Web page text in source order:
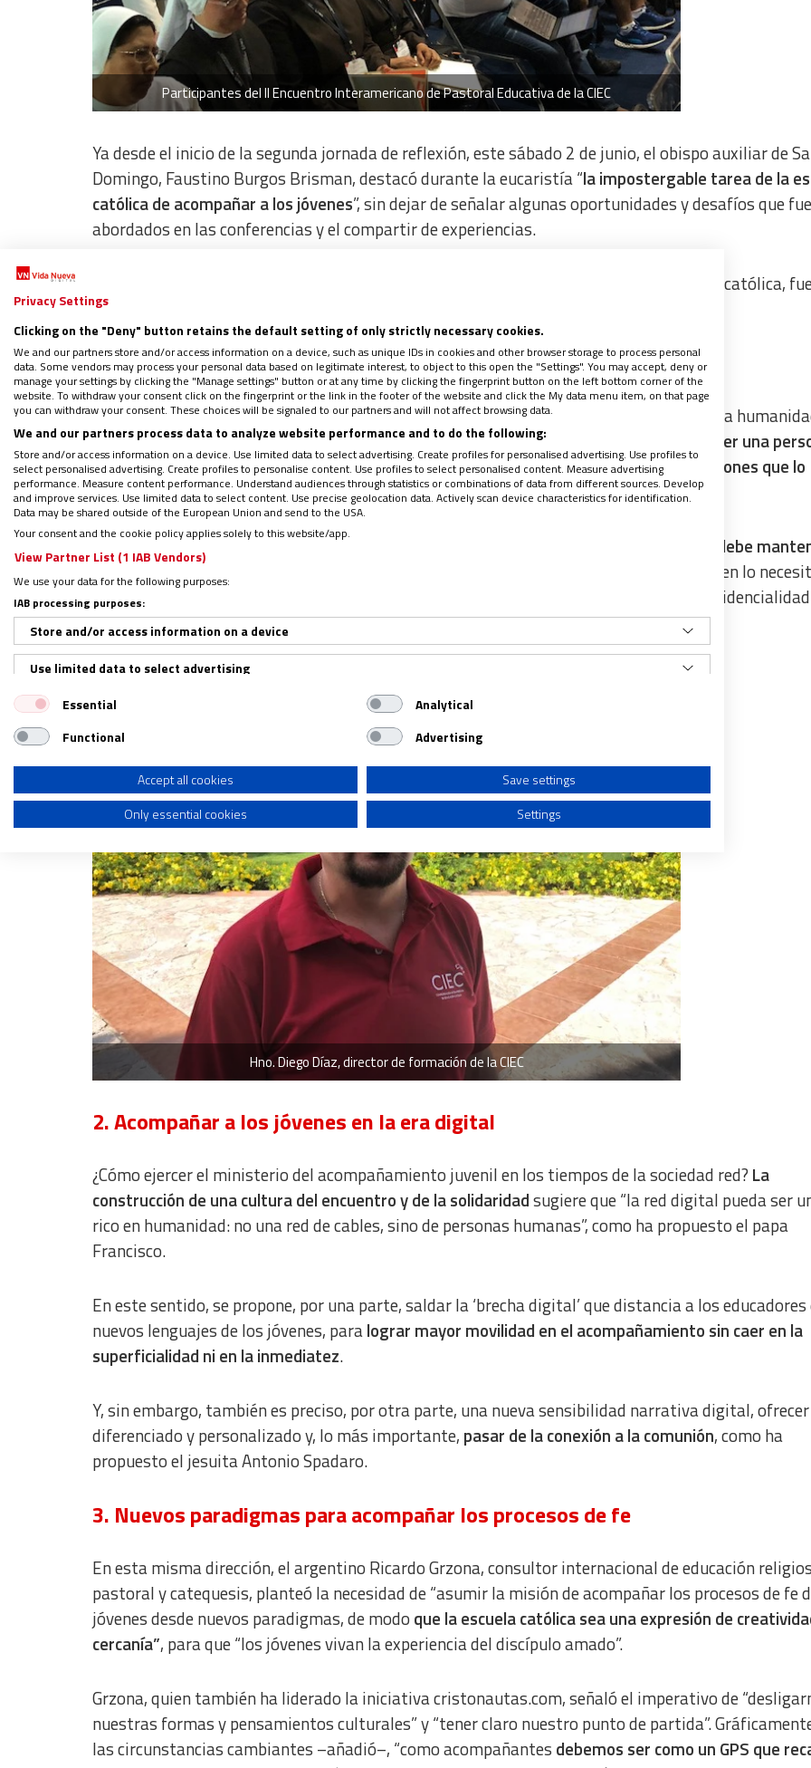
Participantes del II Encuentro Interamericano de Pastoral Educativa de la CIEC
Ya desde el inicio de la segunda jornada de reflexión, este sábado 2 de junio, el obispo auxiliar de
Domingo, Faustino Burgos Brisman, destacó durante la eucaristía “la impostergable tarea de la
católica de acompañar a los jóvenes”, sin dejar de señalar algunas oportunidades y desafíos que
abordados en las conferencias y el compartir de experiencias.
, en el ámbito de la escuela católica,
postuladas a lo largo del día:
1. El acompañante, un apasionado por la humanidad
Como maestro, educador y pedagogo, “el acompañante pastoral es un apasionado por la
propuso el director de formación de la CIEC, el Hno. Diego Díaz, subrayando que “
debe ser una
alegre, cercana a los jóvenes, comprensiva, comunicativa y sensible a captar las situaciones que lo
rodean”.
A partir de esta particular sensiblidad, agrega el religioso lasallista, “
el acompañante debe
una actitud abierta al diálogo
, de manera que pueda ‘está ahí’ en el momento que el joven lo
solicite, atento a sus narrativas”, lo cual implica, también, un respeto máximo a la
Hno. Diego Díaz, director de formación de la CIEC
2. Acompañar a los jóvenes en la era digital
¿Cómo ejercer el ministerio del acompañamiento juvenil en los tiempos de la sociedad red? La
construcción de una cultura del encuentro y de la solidaridadsugiere que “la red digital pueda ser
rico en humanidad: no una red de cables, sino de personas humanas”, como ha propuesto el papa
Francisco.
En este sentido, se propone, por una parte, saldar la ‘brecha digital’ que distancia a los educadores
nuevos lenguajes de los jóvenes, paralograr mayor movilidad en el acompañamiento sin caer en la
superficialidad ni en la inmediatez.
Y, sin embargo, también es preciso, por otra parte, una nueva sensibilidad narrativa digital,
diferenciado y personalizado y, lo más importante, pasar de la conexión a la comunión, como ha
propuesto el jesuita Antonio Spadaro.
3. Nuevos paradigmas para acompañar los procesos de fe
En esta misma dirección, el argentino Ricardo Grzona, consultor internacional de educación
pastoral y catequesis, planteó la necesidad de “asumir la misión de acompañar los procesos de fe
jóvenes desde nuevos paradigmas, de modo que la escuela católica sea una expresión de
cercanía”, para que “los jóvenes vivan la experiencia del discípulo amado”.
Grzona, quien también ha liderado la iniciativa cristonautas.com, señaló el imperativo de
nuestras formas y pensamientos culturales” y “tener claro nuestro punto de partida”.
las circunstancias cambiantes –añadió–, “como acompañantes debemos ser como un GPS que
Privacy Settings
Clicking on the "Deny" button retains the default setting of only strictly necessary cookies.
We and our partners store and/or access information on a device, such as unique IDs in cookies and other browser storage to process personal
data. Some vendors may process your personal data based on legitimate interest, to object to this open the "Settings". You may accept, deny or
manage your settings by clicking the "Manage settings" button or at any time by clicking the fingerprint button on the left bottom corner of the
website. To withdraw your consent click on the fingerprint or the link in the footer of the website and click the My data menu item, on that page
you can withdraw your consent. These choices will be signaled to our partners and will not affect browsing data.
We and our partners process data to analyze website performance and to do the following:
Store and/or access information on a device. Use limited data to select advertising. Create profiles for personalised advertising. Use profiles to
select personalised advertising. Create profiles to personalise content. Use profiles to select personalised content. Measure advertising
performance. Measure content performance. Understand audiences through statistics or combinations of data from different sources. Develop
and improve services. Use limited data to select content. Use precise geolocation data. Actively scan device characteristics for identification.
Data may be shared outside of the European Union and send to the USA.
Your consent and the cookie policy applies solely to this website/app.
View Partner List (1 IAB Vendors)
We use your data for the following purposes:
IAB processing purposes:
Store and/or access information on a device
Use limited data to select advertising
Create profiles for personalised advertising
Use profiles to select personalised advertising
Create profiles to personalise content
Use profiles to select personalised content
Measure advertising performance
Measure content performance
Understand audiences through statistics or combinations of data from different sources
Develop and improve services
Use limited data to select content
IAB Special Features:
Use precise geolocation data
Non-IAB processing purposes:
Essential
Analytical
Functional
Advertising
Accept all cookies
Save settings
Only essential cookies
Settings